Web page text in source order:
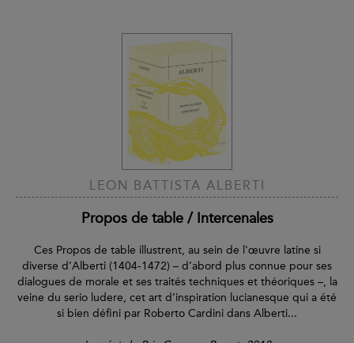
LEON BATTISTA ALBERTI
Propos de table / Intercenales
Ces Propos de table illustrent, au sein de l'œuvre latine si
diverse d’Alberti (1404-1472) – d’abord plus connue pour ses
dialogues de morale et ses traités techniques et théoriques –, la
veine du serio ludere, cet art d’inspiration lucianesque qui a été
si bien défini par Roberto Cardini dans Alberti...